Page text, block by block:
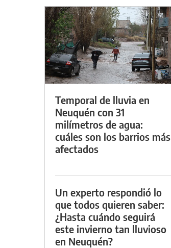
Temporal de lluvia en
Neuquén con 31
milímetros de agua:
cuáles son los barrios más
afectados
Un experto respondió lo
que todos quieren saber:
¿Hasta cuándo seguirá
este invierno tan lluvioso
en Neuquén?